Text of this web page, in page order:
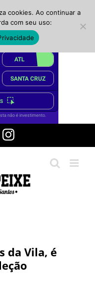
Instagram
da Vila, é
cookies. Ao continuar a
com seu uso: